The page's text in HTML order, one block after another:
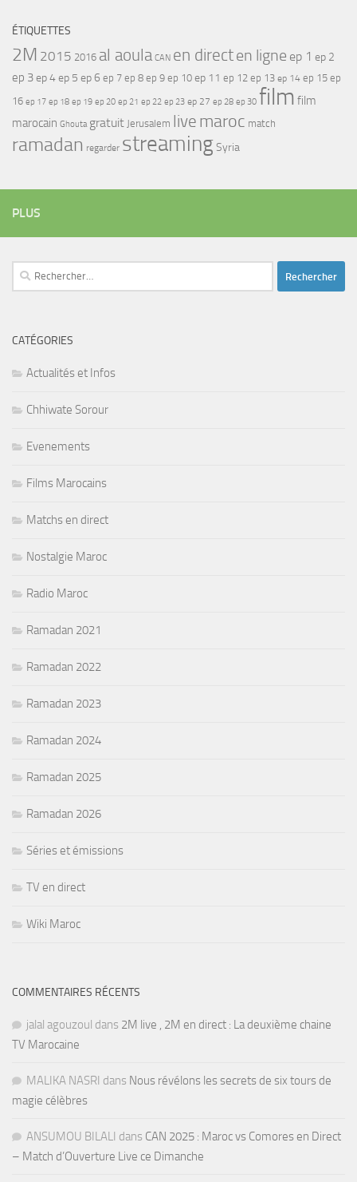
ÉTIQUETTES
2M 2015 2016 al aoula CAN en directen ligne ep 1 ep 2
ep 3ep 4ep 5 ep 6 ep 7 ep 8 ep 9 ep 10 ep 11 ep 12 ep 13 ep 14 ep 15 ep
16 ep 17 ep 18 ep 19 ep 20 ep 21 ep 22 ep 23 ep 27 ep 28 ep 30 film film
marocain Ghouta gratuit Jerusalem live maroc match
ramadan regarder streamingSyria
PLUS
Rechercher :
CATÉGORIES
Actualités et Infos
Chhiwate Sorour
Evenements
Films Marocains
Matchs en direct
Nostalgie Maroc
Radio Maroc
Ramadan 2021
Ramadan 2022
Ramadan 2023
Ramadan 2024
Ramadan 2025
Ramadan 2026
Séries et émissions
TV en direct
Wiki Maroc
COMMENTAIRES RÉCENTS
jalal agouzoul dans 2M live , 2M en direct : La deuxième chaine
TV Marocaine
MALIKA NASRI dans Nous révélons les secrets de six tours de
magie célèbres
ANSUMOU BILALI dans CAN 2025 : Maroc vs Comores en Direct
– Match d’Ouverture Live ce Dimanche